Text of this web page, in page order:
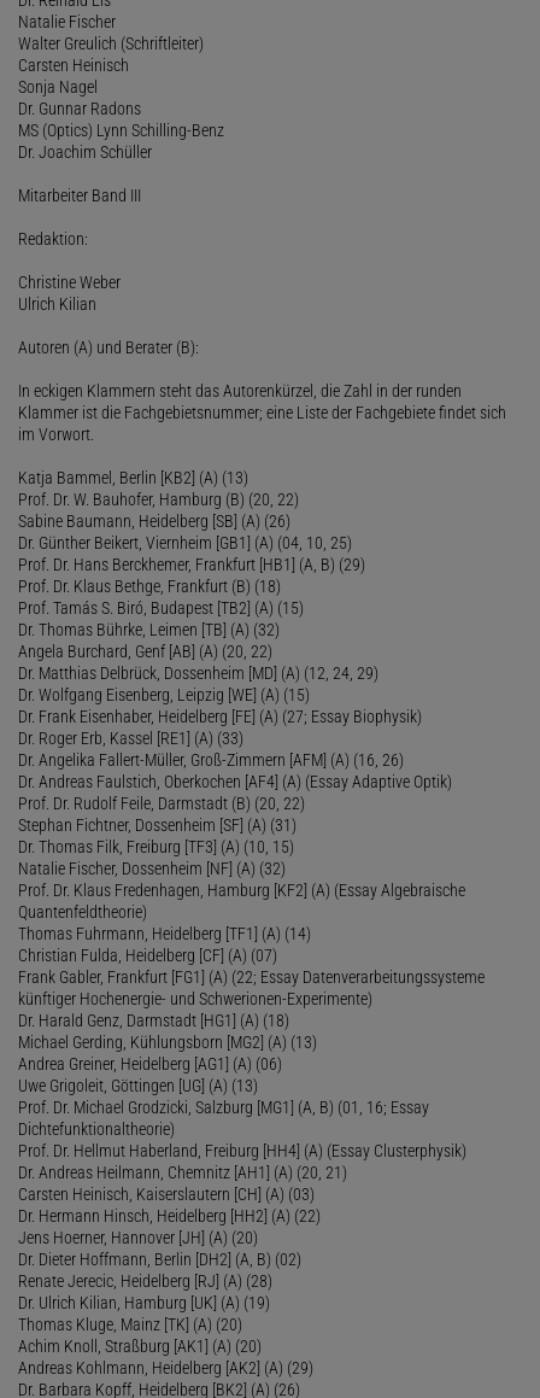
Natalie Fischer
Walter Greulich (Schriftleiter)
Carsten Heinisch
Sonja Nagel
Dr. Gunnar Radons
MS (Optics) Lynn Schilling-Benz
Dr. Joachim Schüller
Mitarbeiter Band III
Redaktion:
Christine Weber
Ulrich Kilian
Autoren (A) und Berater (B):
In eckigen Klammern steht das Autorenkürzel, die Zahl in der runden
Klammer ist die Fachgebietsnummer; eine Liste der Fachgebiete findet sich
im Vorwort.
Katja Bammel, Berlin [KB2] (A) (13)
Prof. Dr. W. Bauhofer, Hamburg (B) (20, 22)
Sabine Baumann, Heidelberg [SB] (A) (26)
Dr. Günther Beikert, Viernheim [GB1] (A) (04, 10, 25)
Prof. Dr. Hans Berckhemer, Frankfurt [HB1] (A, B) (29)
Prof. Dr. Klaus Bethge, Frankfurt (B) (18)
Prof. Tamás S. Biró, Budapest [TB2] (A) (15)
Dr. Thomas Bührke, Leimen [TB] (A) (32)
Angela Burchard, Genf [AB] (A) (20, 22)
Dr. Matthias Delbrück, Dossenheim [MD] (A) (12, 24, 29)
Dr. Wolfgang Eisenberg, Leipzig [WE] (A) (15)
Dr. Frank Eisenhaber, Heidelberg [FE] (A) (27; Essay Biophysik)
Dr. Roger Erb, Kassel [RE1] (A) (33)
Dr. Angelika Fallert-Müller, Groß-Zimmern [AFM] (A) (16, 26)
Dr. Andreas Faulstich, Oberkochen [AF4] (A) (Essay Adaptive Optik)
Prof. Dr. Rudolf Feile, Darmstadt (B) (20, 22)
Stephan Fichtner, Dossenheim [SF] (A) (31)
Dr. Thomas Filk, Freiburg [TF3] (A) (10, 15)
Natalie Fischer, Dossenheim [NF] (A) (32)
Prof. Dr. Klaus Fredenhagen, Hamburg [KF2] (A) (Essay Algebraische
Quantenfeldtheorie)
Thomas Fuhrmann, Heidelberg [TF1] (A) (14)
Christian Fulda, Heidelberg [CF] (A) (07)
Frank Gabler, Frankfurt [FG1] (A) (22; Essay Datenverarbeitungssysteme
künftiger Hochenergie- und Schwerionen-Experimente)
Dr. Harald Genz, Darmstadt [HG1] (A) (18)
Michael Gerding, Kühlungsborn [MG2] (A) (13)
Andrea Greiner, Heidelberg [AG1] (A) (06)
Uwe Grigoleit, Göttingen [UG] (A) (13)
Prof. Dr. Michael Grodzicki, Salzburg [MG1] (A, B) (01, 16; Essay
Dichtefunktionaltheorie)
Prof. Dr. Hellmut Haberland, Freiburg [HH4] (A) (Essay Clusterphysik)
Dr. Andreas Heilmann, Chemnitz [AH1] (A) (20, 21)
Carsten Heinisch, Kaiserslautern [CH] (A) (03)
Dr. Hermann Hinsch, Heidelberg [HH2] (A) (22)
Jens Hoerner, Hannover [JH] (A) (20)
Dr. Dieter Hoffmann, Berlin [DH2] (A, B) (02)
Renate Jerecic, Heidelberg [RJ] (A) (28)
Dr. Ulrich Kilian, Hamburg [UK] (A) (19)
Thomas Kluge, Mainz [TK] (A) (20)
Achim Knoll, Straßburg [AK1] (A) (20)
Andreas Kohlmann, Heidelberg [AK2] (A) (29)
Dr. Barbara Kopff, Heidelberg [BK2] (A) (26)